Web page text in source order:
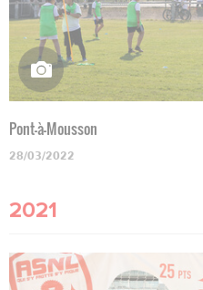
Pont-à-Mousson
28/03/2022
2021